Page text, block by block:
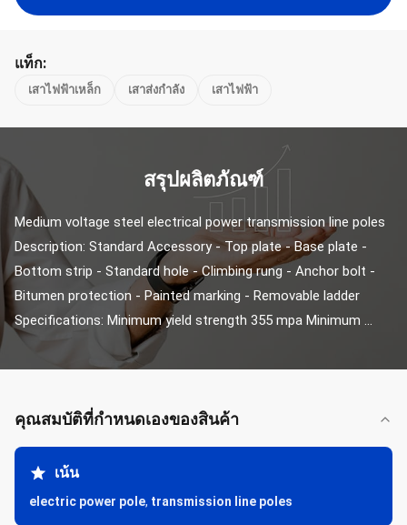
แท็ก:
เสาไฟฟ้าเหล็ก เสาส่งกำลัง เสาไฟฟ้า
สรุปผลิตภัณฑ์
Medium voltage steel electrical power transmission line poles
Description: Standard Accessory - Top plate - Base plate -
Bottom strip - Standard hole - Climbing rung - Anchor bolt -
Bitumen protection - Painted marking - Removable ladder
Specifications: Minimum yield strength 355 mpa Minimum ...
คุณสมบัติที่กําหนดเองของสินค้า
เน้น
electric power pole, transmission line poles